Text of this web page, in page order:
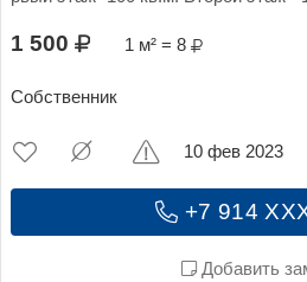
1 500 1 м² = 8
Собственник
+7 914
Добавить
10 фев 2023